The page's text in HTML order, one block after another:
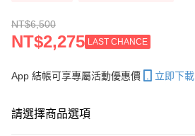
NT$6,500
NT$2,275 LAST CHANCE
App 結帳可享專屬活動優惠價 立即下載
請選擇商品選項